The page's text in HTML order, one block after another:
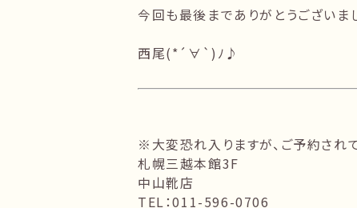
今回も最後までありがとうございま
西尾(*´∀`)ﾉ♪
※大変恐れ入りますが、ご予約され
札幌三越本館3F
中山靴店
TEL：011-596-0706